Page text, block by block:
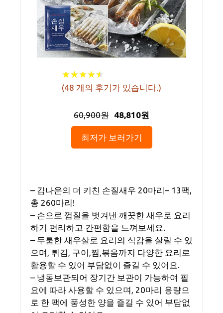
★★★★★
★★★★★
(48 개의 후기가 있습니다.)
60,900원 48,810원
최저가 보러가기
– 김나운의 더 키친 손질새우 20마리– 13팩,
총 260마리!
– 손으로 껍질을 벗겨낸 깨끗한 새우로 요리
하기 편리하고 간편함을 느껴보세요.
– 두툼한 새우살로 요리의 식감을 살릴 수 있
으며, 튀김, 구이,찜,볶음까지 다양한 요리로
활용할 수 있어 부담없이 즐길 수 있어요.
– 냉동보관되어 장기간 보관이 가능하여 필
요에 따라 사용할 수 있으며, 20마리 용량으
로 한 팩에 풍성한 양을 즐길 수 있어 부담없